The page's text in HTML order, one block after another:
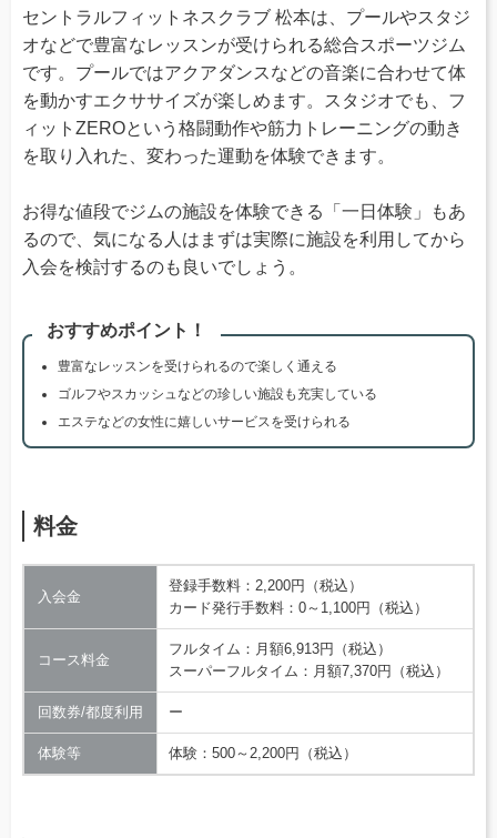
セントラルフィットネスクラブ 松本は、プールやスタジ
オなどで豊富なレッスンが受けられる総合スポーツジム
です。プールではアクアダンスなどの音楽に合わせて体
を動かすエクササイズが楽しめます。スタジオでも、フ
ィットZEROという格闘動作や筋力トレーニングの動き
を取り入れた、変わった運動を体験できます。
お得な値段でジムの施設を体験できる「一日体験」もあ
るので、気になる人はまずは実際に施設を利用してから
入会を検討するのも良いでしょう。
おすすめポイント！
豊富なレッスンを受けられるので楽しく通える
ゴルフやスカッシュなどの珍しい施設も充実している
エステなどの女性に嬉しいサービスを受けられる
料金
入会金
登録手数料：2,200円（税込）
カード発行手数料：0～1,100円（税込）
コース料金
フルタイム：月額6,913円（税込）
スーパーフルタイム：月額7,370円（税込）
回数券/都度利用 ー
体験等 体験：500～2,200円（税込）